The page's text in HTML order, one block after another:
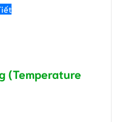
(Temperature